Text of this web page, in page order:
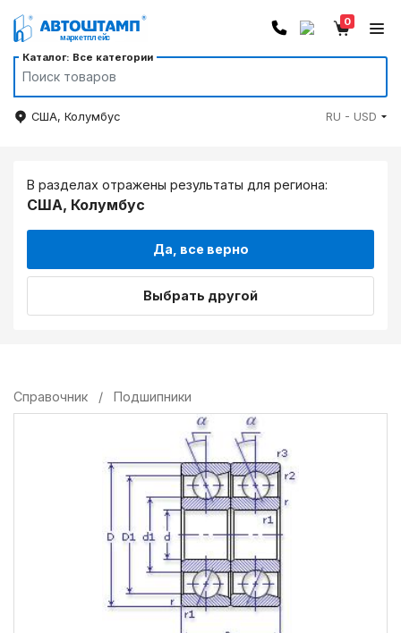
Каталог: Все категории
0
США, Колумбус RU - USD
В разделах отражены результаты для региона:
США, Колумбус
Да, все верно
Выбрать другой
Справочник / Подшипники